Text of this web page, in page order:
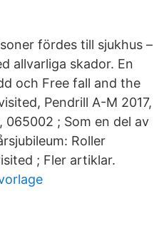
fördes till sjukhus –
allvarliga skador. En
och Free fall and the
Pendrill A-M 2017,
065002 ; Som en del av
Roller
; Fler artiklar.